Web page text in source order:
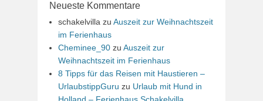
Neueste Kommentare
schakelvilla zu Auszeit zur Weihnachtszeit
im Ferienhaus
Cheminee_90 zu Auszeit zur
Weihnachtszeit im Ferienhaus
8 Tipps für das Reisen mit Haustieren –
UrlaubstippGuru zu Urlaub mit Hund in